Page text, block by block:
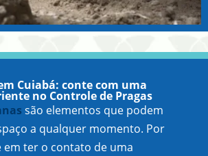
Cuiabá: conte com uma
no Controle de Pragas
são elementos que podem
a qualquer momento. Por
em ter o contato de uma